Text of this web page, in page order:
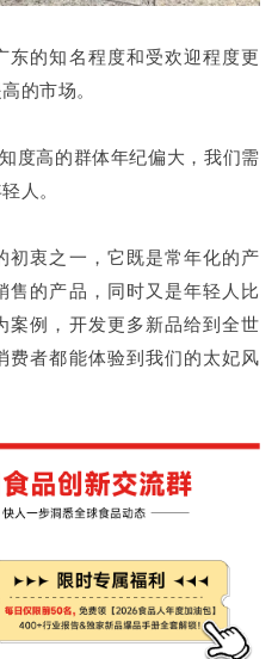
的知名程度和受欢迎程度更
的市场。
度高的群体年纪偏大，我们需
人。
初衷之一，它既是常年化的产
的产品，同时又是年轻人比
案例，开发更多新品给到全世
费者都能体验到我们的太妃风